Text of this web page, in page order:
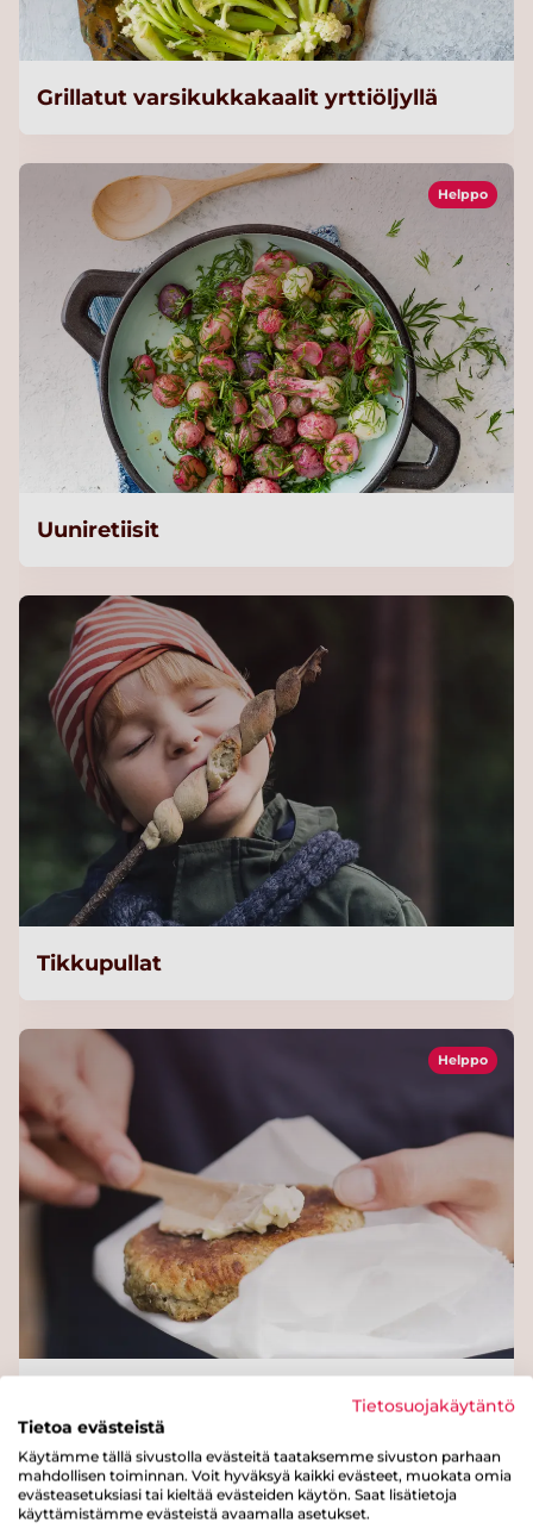
Grillatut varsikukkakaalit yrttiöljyllä
Helppo
Uuniretiisit
Tikkupullat
Helppo
Tietosuojakäytäntö
Tietoa evästeistä
Käytämme tällä sivustolla evästeitä taataksemme sivuston parhaan
mahdollisen toiminnan. Voit hyväksyä kaikki evästeet, muokata omia
evästeasetuksiasi tai kieltää evästeiden käytön. Saat lisätietoja
käyttämistämme evästeistä avaamalla asetukset.